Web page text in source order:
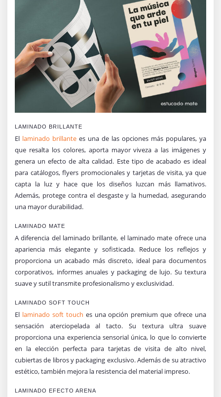
LAMINADO BRILLANTE
El laminado brillante es una de las opciones más populares, ya
que resalta los colores, aporta mayor viveza a las imágenes y
genera un efecto de alta calidad. Este tipo de acabado es ideal
para catálogos, flyers promocionales y tarjetas de visita, ya que
capta la luz y hace que los diseños luzcan más llamativos.
Además, protege contra el desgaste y la humedad, asegurando
una mayor durabilidad.
LAMINADO MATE
A diferencia del laminado brillante, el laminado mate ofrece una
apariencia más elegante y sofisticada. Reduce los reflejos y
proporciona un acabado más discreto, ideal para documentos
corporativos, informes anuales y packaging de lujo. Su textura
suave y sutil transmite profesionalismo y exclusividad.
LAMINADO SOFT TOUCH
El laminado soft touch es una opción premium que ofrece una
sensación aterciopelada al tacto. Su textura ultra suave
proporciona una experiencia sensorial única, lo que lo convierte
en la elección perfecta para tarjetas de visita de alto nivel,
cubiertas de libros y packaging exclusivo. Además de su atractivo
estético, también mejora la resistencia del material impreso.
LAMINADO EFECTO ARENA